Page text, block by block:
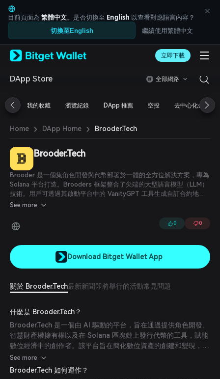
English
日本語
Tiếng Việt
Русский
Español (Latinoamérica)
Türkçe
Français
简体中文
繁體中文
Bahasa Indonesia
ภาษาไทย
العربية
বাংলা
Español
Português (Brasil)
目前頁面為 繁體中文。是否切換至 English 以查看對應語言內容？
切換至English 繼續使用繁體中文
立即下載
DApp Store 全部網路
我的收藏 瀏覽紀錄 DApp 推薦 空投 去中心化金融
Home › DApp Home › Brooder.Tech
Brooder.Tech
Brooder 是一個集角色開發與代幣部署於一體的全方位解決方案，專為
Solana 平台打造。Brooders 框架整合了尖端的大型語言模型（LLM）
技術。用戶可透過其啟動平台中的 VanityGPT 工具生成自訂合約地
址，並於 Pump Fun 平台上一鍵完成代幣發行。
See more
0 0
Download Bitget Wallet App
關於 Brooder.Tech最新新聞 即將舉行的活動常見問題
什麼是 Brooder.Tech？
Brooder.Tech 是一個由 AI 驅動的平台，旨在通過提供角色開發、
智慧財產權擁有權以及在 Solana 區塊鏈上發行代幣的工具，賦能
數位經濟中的創作者。該平台旨在簡化數位資產的創建和變現，讓
用戶能夠打造獨特角色並將其作為代幣發行。
See more
Brooder.Tech 如何運作？